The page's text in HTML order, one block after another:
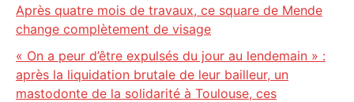
Après quatre mois de travaux, ce square de Mende
change complètement de visage
« On a peur d’être expulsés du jour au lendemain » :
après la liquidation brutale de leur bailleur, un
mastodonte de la solidarité à Toulouse, ces